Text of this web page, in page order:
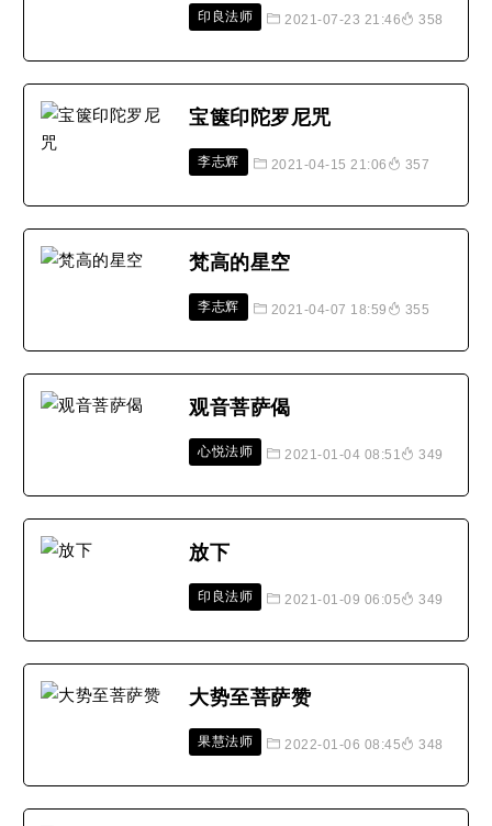
印良法师 2021-07-23 21:46 358
宝箧印陀罗尼咒
李志辉 2021-04-15 21:06 357
梵高的星空
李志辉 2021-04-07 18:59 355
观音菩萨偈
心悦法师 2021-01-04 08:51 349
放下
印良法师 2021-01-09 06:05 349
大势至菩萨赞
果慧法师 2022-01-06 08:45 348